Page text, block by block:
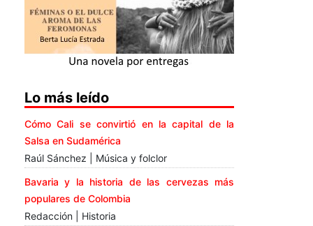
Lo más leído
Cómo Cali se convirtió en la capital de la
Salsa en Sudamérica
Raúl Sánchez | Música y folclor
Bavaria y la historia de las cervezas más
populares de Colombia
Redacción | Historia